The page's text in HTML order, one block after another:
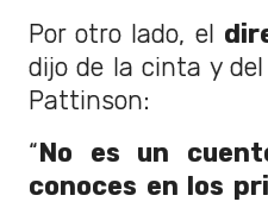
Por otro lado, el
dijo de la cinta y
Pattinson:
“ No es un
conoces en los